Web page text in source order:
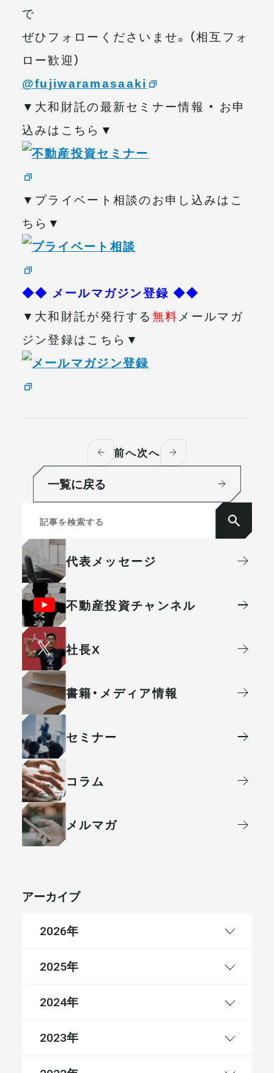
で
ぜひフォローくださいませ。（相互フォ
ロー歓迎）
@fujiwaramasaaki
▼大和財託の最新セミナー情報 ・ お申
込みはこちら▼
▼プライベート相談のお申し込みはこ
ちら▼
◆◆ メールマガジン登録 ◆◆
▼大和財託が発行する無料メールマガ
ジン登録はこちら▼
前へ次へ
一覧に戻る
代表メッセージ
不動産投資チャンネル
社⻑X
書籍・メディア情報
セミナー
コラム
メルマガ
アーカイブ
2026年
2025年
2024年
2023年